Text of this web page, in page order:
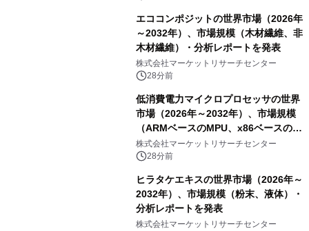
エココンポジットの世界市場（2026年
～2032年）、市場規模（木材繊維、非
木材繊維）・分析レポートを発表
株式会社マーケットリサーチセンター
28分前
低消費電力マイクロプロセッサの世界
市場（2026年～2032年）、市場規模
（ARMベースのMPU、x86ベースの
MPU）・分析レポートを発表
株式会社マーケットリサーチセンター
28分前
ヒラタケエキスの世界市場（2026年～
2032年）、市場規模（粉末、液体）・
分析レポートを発表
株式会社マーケットリサーチセンター